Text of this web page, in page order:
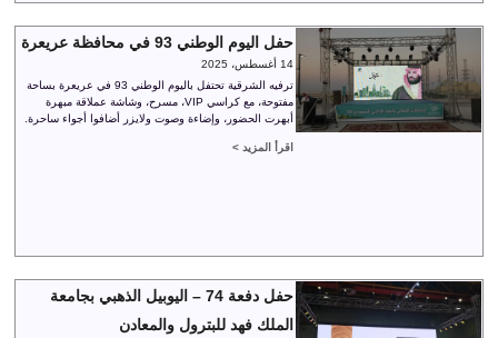
حفل اليوم الوطني 93 في محافظة عريعرة
14 أغسطس، 2025
ترفيه الشرقية تحتفل باليوم الوطني 93 في عريعرة بساحة
مفتوحة، مع كراسي VIP، مسرح، وشاشة عملاقة مبهرة
أبهرت الحضور، وإضاءة وصوت ولايزر أضافوا أجواء ساحرة.
اقرأ المزيد >
حفل دفعة 74 – اليوبيل الذهبي بجامعة
الملك فهد للبترول والمعادن